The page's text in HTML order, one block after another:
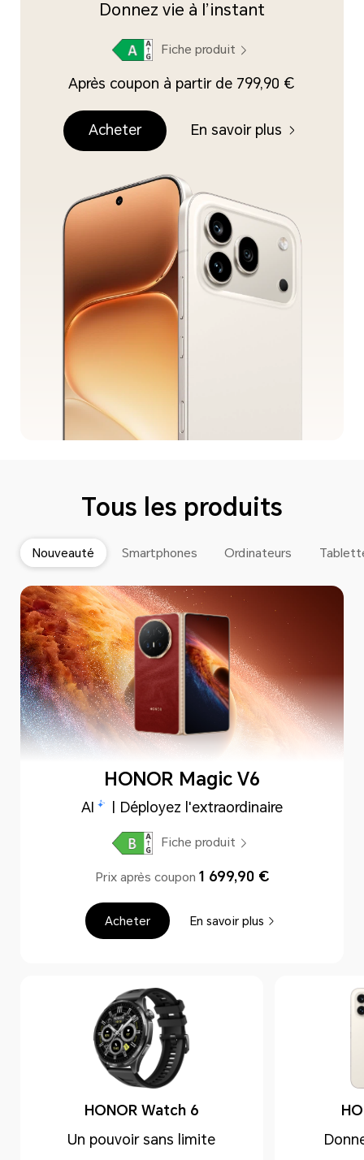
Donnez vie à l’instant
Fiche produit
Après coupon à partir de 799,90 €
Acheter En savoir plus
Tous les produits
Nouveauté Smartphones Ordinateurs
HONOR Magic V6
AI | Déployez l'extraordinaire
Fiche produit
Prix après coupon 1 699,90 €
Acheter En savoir plus
HONOR Watch 6
Un pouvoir sans limite